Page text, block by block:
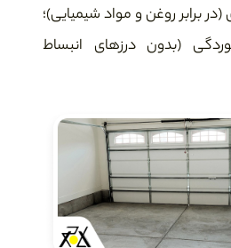
برابر روغن و مواد شیمیایی)؛
(بدون درزهای انبساط